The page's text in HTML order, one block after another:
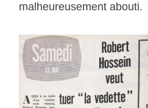
malheureusement abouti.